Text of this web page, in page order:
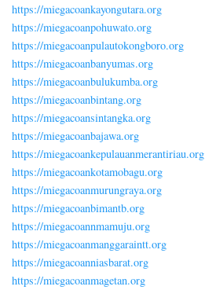
https://miegacoankayongutara.org
https://miegacoanpohuwato.org
https://miegacoanpulautokongboro.org
https://miegacoanbanyumas.org
https://miegacoanbulukumba.org
https://miegacoanbintang.org
https://miegacoansintangka.org
https://miegacoanbajawa.org
https://miegacoankepulauanmerantiriau.org
https://miegacoankotamobagu.org
https://miegacoanmurungraya.org
https://miegacoanbimantb.org
https://miegacoannmamuju.org
https://miegacoanmanggaraintt.org
https://miegacoanniasbarat.org
https://miegacoanmagetan.org